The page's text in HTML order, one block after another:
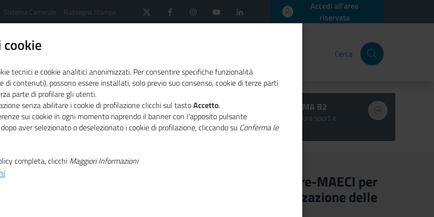
Sistema Camerale Rassegna Stampa
Accedi all'area
riservata
Cerca
AVVISI CERTIFICAZIONE PARITÀ DI GENERE
informazioni per PMI, organismi di certificazione ed esperti
BANDI SISMA B2
turismo cultura sport e
inclusione
Firmato l'accordo Unioncamere-MAECI per
il sostegno all’internazionalizzazione delle
tecnici e cookie analitici anonimizzati. Per consentire specifiche funzionalità
di contenuti), possono essere installati, solo previo suo consenso, cookie di terze parti
parte di profilare gli utenti.
senza abilitare i cookie di profilazione clicchi sul tastoAccetto.
sui cookie in ogni momento riaprendo il banner con l'apposito pulsante
aver selezionato o deselezionato i cookie di profilazione, cliccando su Conferma le
completa, clicchi Maggiori Informazioni